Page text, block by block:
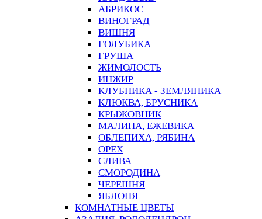
АБРИКОС
ВИНОГРАД
ВИШНЯ
ГОЛУБИКА
ГРУША
ЖИМОЛОСТЬ
ИНЖИР
КЛУБНИКА - ЗЕМЛЯНИКА
КЛЮКВА, БРУСНИКА
КРЫЖОВНИК
МАЛИНА, ЕЖЕВИКА
ОБЛЕПИХА, РЯБИНА
ОРЕХ
СЛИВА
СМОРОДИНА
ЧЕРЕШНЯ
ЯБЛОНЯ
КОМНАТНЫЕ ЦВЕТЫ